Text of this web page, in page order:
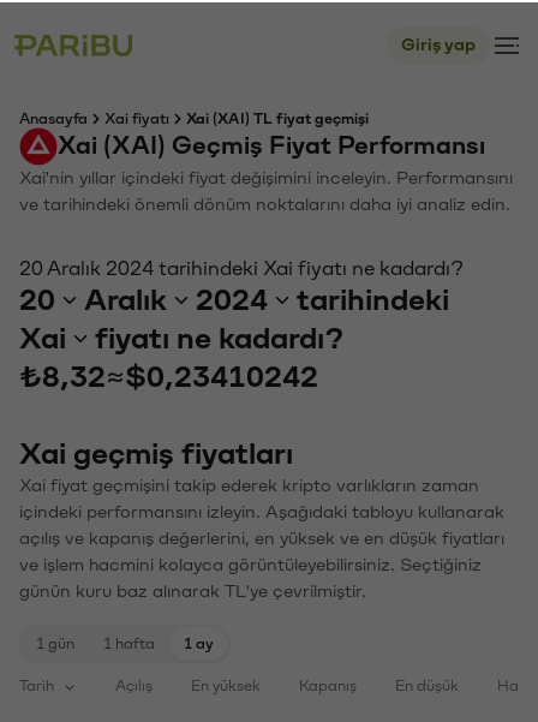
Giriş yap
Anasayfa Xai fiyatı Xai (XAI) TL fiyat geçmişi
Xai (XAI) Geçmiş Fiyat Performansı
Xai'nin yıllar içindeki fiyat değişimini inceleyin. Performansını
ve tarihindeki önemli dönüm noktalarını daha iyi analiz edin.
20 Aralık 2024 tarihindeki Xai fiyatı ne kadardı?
20 Aralık 2024
tarihindeki
Xai
fiyatı ne kadardı?
₺8,32≈$0,23410242
Xai geçmiş fiyatları
Xai fiyat geçmişini takip ederek kripto varlıkların zaman
içindeki performansını izleyin. Aşağıdaki tabloyu kullanarak
açılış ve kapanış değerlerini, en yüksek ve en düşük fiyatları
ve işlem hacmini kolayca görüntüleyebilirsiniz. Seçtiğiniz
günün kuru baz alınarak TL'ye çevrilmiştir.
1 gün 1 hafta 1 ay
Tarih Açılış En yüksek Kapanış En düşük